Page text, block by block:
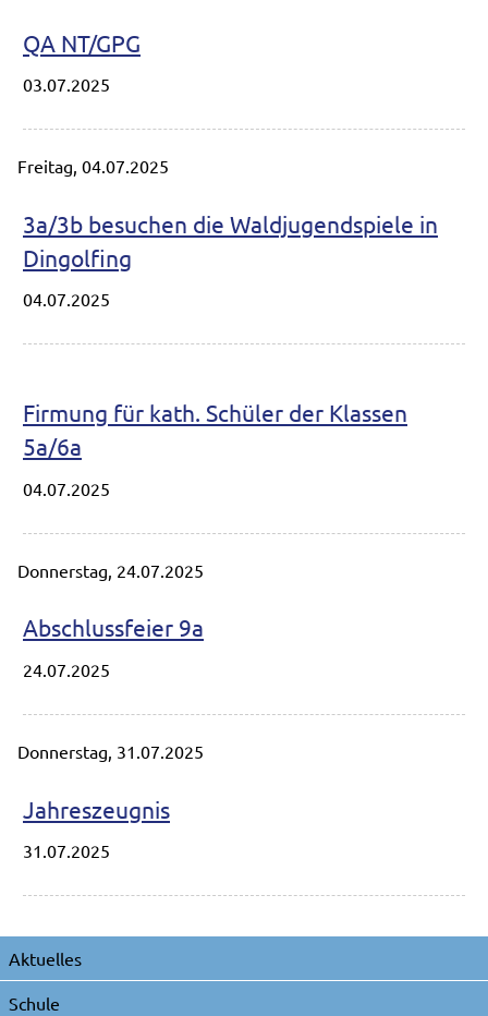
QA NT/GPG
03.07.2025
Freitag, 04.07.2025
3a/3b besuchen die Waldjugendspiele in
Dingolfing
04.07.2025
Firmung für kath. Schüler der Klassen
5a/6a
04.07.2025
Donnerstag, 24.07.2025
Abschlussfeier 9a
24.07.2025
Donnerstag, 31.07.2025
Jahreszeugnis
31.07.2025
Navigation
überspringen
Aktuelles
Schule